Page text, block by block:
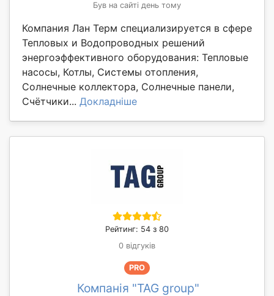
Був на сайті день тому
Компания Лан Терм специализируется в сфере
Тепловых и Водопроводных решений
энергоэффективного оборудования: Тепловые
насосы, Котлы, Системы отопления,
Солнечные коллектора, Солнечные панели,
Счётчики... Докладніше
Рейтинг: 54 з 80
0 відгуків
PRO
Компанія "TAG group"